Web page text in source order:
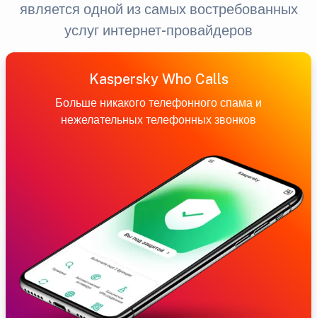
является одной из самых востребованных
услуг интернет-провайдеров
Kaspersky Who Calls
Больше никакого телефонного спама и
нежелательных телефонных звонков